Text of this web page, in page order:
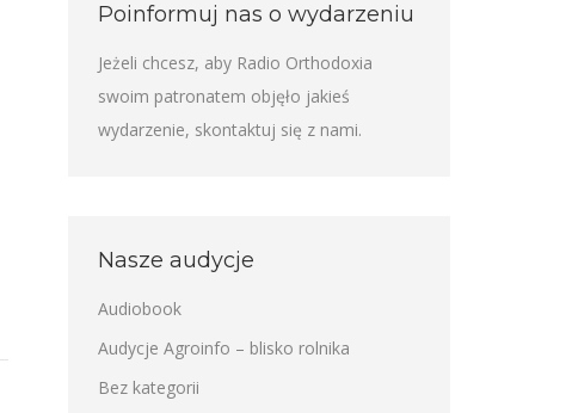
Poinformuj nas o wydarzeniu
Jeżeli chcesz, aby Radio Orthodoxia
swoim patronatem objęło jakieś
wydarzenie, skontaktuj się z nami.
Nasze audycje
Audiobook
Audycje Agroinfo – blisko rolnika
Bez kategorii